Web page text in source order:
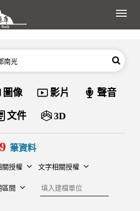
展
搜尋
資料類型
圖像 影片 聲音
文件 3D
筆資料
關授權 文字相關授權
區間
建檔單位